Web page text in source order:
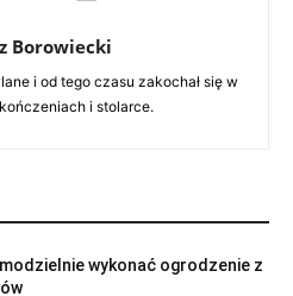
Borowiecki
i od tego czasu zakochał się w
i stolarce.
wykonać ogrodzenie z